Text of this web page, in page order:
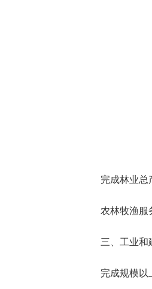
完成林业总
农林牧渔服
三、工业和
完成规模以